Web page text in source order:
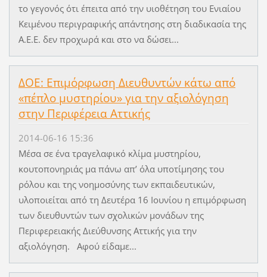
το γεγονός ότι έπειτα από την υιοθέτηση του Ενιαίου
Κειμένου περιγραφικής απάντησης στη διαδικασία της
Α.Ε.Ε. δεν προχωρά και στο να δώσει...
ΔΟΕ: Επιμόρφωση Διευθυντών κάτω από
«πέπλο μυστηρίου» για την αξιολόγηση
στην Περιφέρεια Αττικής
2014-06-16 15:36
Μέσα σε ένα τραγελαφικό κλίμα μυστηρίου,
κουτοπονηριάς μα πάνω απ’ όλα υποτίμησης του
ρόλου και της νοημοσύνης των εκπαιδευτικών,
υλοποιείται από τη Δευτέρα 16 Ιουνίου η επιμόρφωση
των διευθυντών των σχολικών μονάδων της
Περιφερειακής Διεύθυνσης Αττικής για την
αξιολόγηση. Αφού είδαμε...